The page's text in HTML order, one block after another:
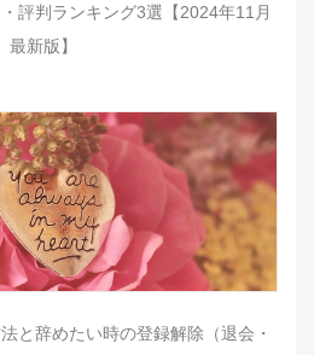
評判ランキング3選【2024年11月
最新版】
と辞めたい時の登録解除（退会・